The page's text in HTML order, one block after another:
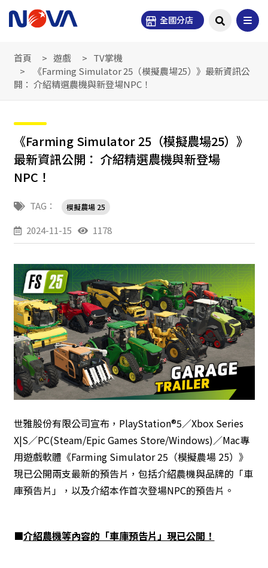
全國分店
首頁 遊戲
TV掌機
《Farming Simulator 25（模擬農場25）》最新資訊公
開： 介紹精選農機與新登場NPC！
《Farming Simulator 25（模擬農場25）》
最新資訊公開： 介紹精選農機與新登場
NPC！
TAG： 模擬農場 25
2024-11-15 1178
世雅股份有限公司宣布，PlayStation®5／Xbox Series
X|S／PC(Steam/Epic Games Store/Windows)／Mac專
用遊戲軟體《Farming Simulator 25（模擬農場 25）》
現已公開兩支最新的預告片，包括介紹農機與品牌的「車
庫預告片」，以及介紹本作首次登場NPC的預告片。
■介紹農機等內容的「車庫預告片」現已公開！